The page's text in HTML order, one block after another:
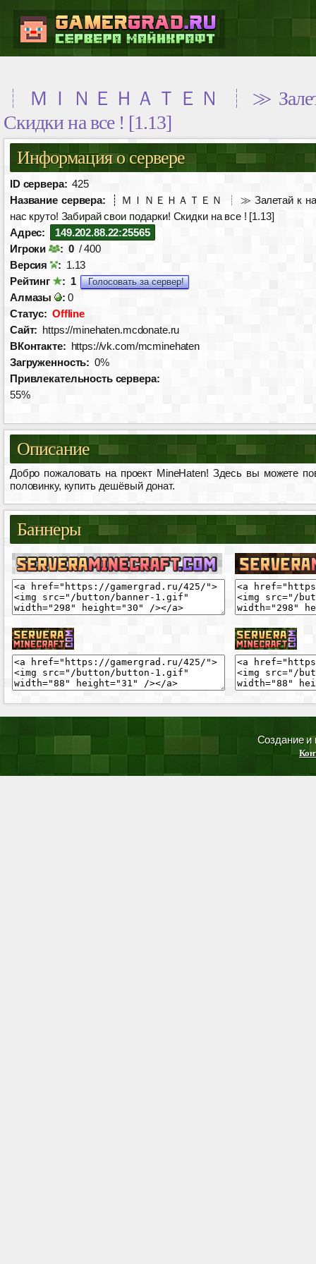
┊ ＭＩＮＥＨＡＴＥＮ ┊ ≫
Скидки на все ! [1.13]
Информация о сервере
ID сервера: 425
Название сервера:
┊ ＭＩＮＥＨＡＴＥＮ ┊ ≫ Залетай к
нас круто! Забирай свои подарки! Скидки на все ! [1.13]
Адрес:
149.202.88.22:25565
Игроки
: 0 / 400
Версия
: 1.13
Рейтинг
: 1 Голосовать за сервер!
Алмазы : 0
Статус: Offline
Сайт: https://minehaten.mcdonate.ru
ВКонтакте: https://vk.com/mcminehaten
Загруженность: 0%
Привлекательность сервера:
55%
Описание
Добро пожаловать на проект MineHaten! Здесь вы можете
половинку, купить дешёвый донат.
Баннеры
Создание и